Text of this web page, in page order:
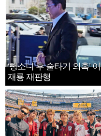
‘뺑소니 후 술타기 의혹’ 이
재룡 재판행